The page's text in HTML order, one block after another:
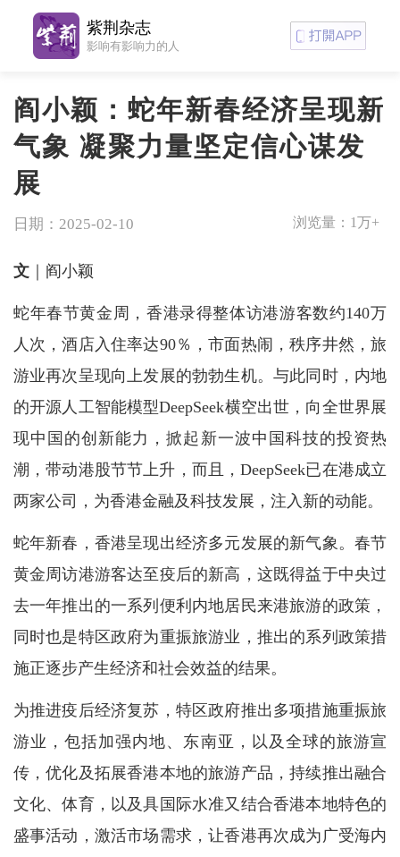
阎小颖：蛇年新春经济呈现新
气象 凝聚力量坚定信心谋发
展
日期：2025-02-10 浏览量： 1万+
文｜阎小颖
蛇年春节黄金周，香港录得整体访港游客数约140万
人次，酒店入住率达90％，市面热闹，秩序井然，旅
游业再次呈现向上发展的勃勃生机。与此同时，内地
的开源人工智能模型DeepSeek横空出世，向全世界展
现中国的创新能力，掀起新一波中国科技的投资热
潮，带动港股节节上升，而且，DeepSeek已在港成立
两家公司，为香港金融及科技发展，注入新的动能。
蛇年新春，香港呈现出经济多元发展的新气象。春节
黄金周访港游客达至疫后的新高，这既得益于中央过
去一年推出的一系列便利内地居民来港旅游的政策，
同时也是特区政府为重振旅游业，推出的系列政策措
施正逐步产生经济和社会效益的结果。
为推进疫后经济复苏，特区政府推出多项措施重振旅
游业，包括加强内地、东南亚，以及全球的旅游宣
传，优化及拓展香港本地的旅游产品，持续推出融合
文化、体育，以及具国际水准又结合香港本地特色的
盛事活动，激活市场需求，让香港再次成为广受海内
紫荆杂志
影响有影响力的人